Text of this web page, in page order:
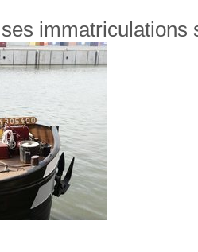
immatriculations